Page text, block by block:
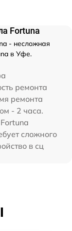
Fortuna
- несложная
в Уфе.
ремонта
ремонта
- 2 часа.
сложного
в сц